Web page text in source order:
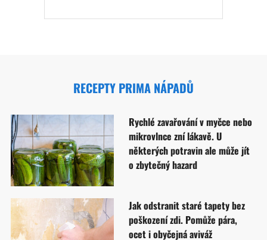
RECEPTY PRIMA NÁPADŮ
Rychlé zavařování v myčce nebo
mikrovlnce zní lákavě. U
některých potravin ale může jít
o zbytečný hazard
Jak odstranit staré tapety bez
poškození zdi. Pomůže pára,
ocet i obyčejná aviváž